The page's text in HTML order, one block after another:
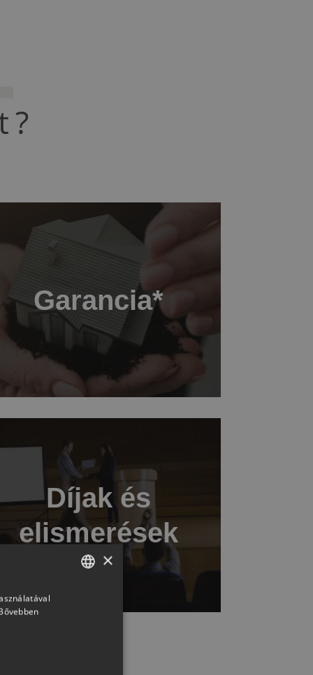
Garancia*
Díjak és
elismerések
×